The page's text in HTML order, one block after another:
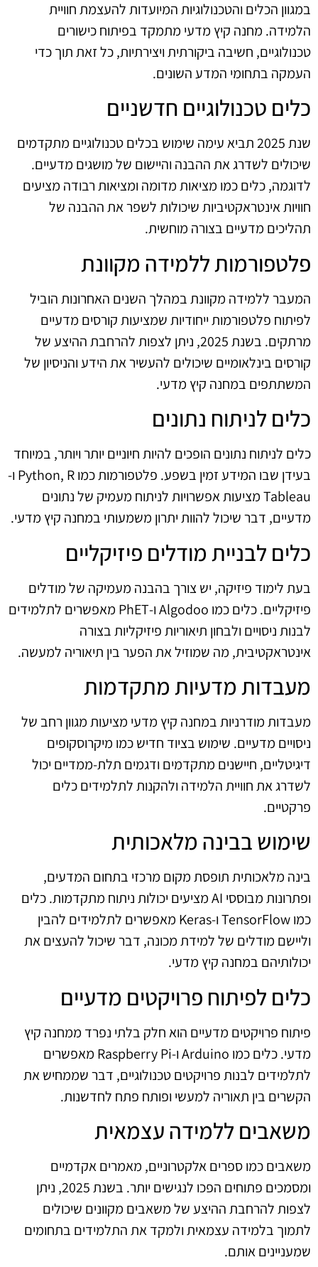
במגוון הכלים והטכנולוגיות המיועדות להעצמת חוויית
הלמידה. מחנה קיץ מדעי מתמקד בפיתוח כישורים
טכנולוגיים, חשיבה ביקורתית ויצירתיות, כל זאת תוך כדי
העמקה בתחומי המדע השונים.
כלים טכנולוגיים חדשניים
שנת 2025 תביא עימה שימוש בכלים טכנולוגיים מתקדמים
שיכולים לשדרג את ההבנה והיישום של מושגים מדעיים.
לדוגמה, כלים כמו מציאות מדומה ומציאות רבודה מציעים
חוויות אינטראקטיביות שיכולות לשפר את ההבנה של
תהליכים מדעיים בצורה מוחשית.
פלטפורמות ללמידה מקוונת
המעבר ללמידה מקוונת במהלך השנים האחרונות הוביל
לפיתוח פלטפורמות ייחודיות שמציעות קורסים מדעיים
מרתקים. בשנת 2025, ניתן לצפות להרחבת ההיצע של
קורסים בינלאומיים שיכולים להעשיר את הידע והניסיון של
המשתתפים במחנה קיץ מדעי.
כלים לניתוח נתונים
כלים לניתוח נתונים הופכים להיות חיוניים יותר ויותר, במיוחד
בעידן שבו המידע זמין בשפע. פלטפורמות כמו Python, R ו-
Tableau מציעות אפשרויות לניתוח מעמיק של נתונים
מדעיים, דבר שיכול להוות יתרון משמעותי במחנה קיץ מדעי.
כלים לבניית מודלים פיזיקליים
בעת לימוד פיזיקה, יש צורך בהבנה מעמיקה של מודלים
פיזיקליים. כלים כמו Algodoo ו-PhET מאפשרים לתלמידים
לבנות ניסויים ולבחון תיאוריות פיזיקליות בצורה
אינטראקטיבית, מה שמוזיל את הפער בין תיאוריה למעשה.
מעבדות מדעיות מתקדמות
מעבדות מודרניות במחנה קיץ מדעי מציעות מגוון רחב של
ניסויים מדעיים. שימוש בציוד חדיש כמו מיקרוסקופים
דיגיטליים, חיישנים מתקדמים ודגמים תלת-ממדיים יכול
לשדרג את חוויית הלמידה ולהקנות לתלמידים כלים
פרקטיים.
שימוש בבינה מלאכותית
בינה מלאכותית תופסת מקום מרכזי בתחום המדעים,
ופתרונות מבוססי AI מציעים יכולות ניתוח מתקדמות. כלים
כמו TensorFlow ו-Keras מאפשרים לתלמידים להבין
וליישם מודלים של למידת מכונה, דבר שיכול להעצים את
יכולותיהם במחנה קיץ מדעי.
כלים לפיתוח פרויקטים מדעיים
פיתוח פרויקטים מדעיים הוא חלק בלתי נפרד ממחנה קיץ
מדעי. כלים כמו Arduino ו-Raspberry Pi מאפשרים
לתלמידים לבנות פרויקטים טכנולוגיים, דבר שממחיש את
הקשרים בין תאוריה למעשי ופותח פתח לחדשנות.
משאבים ללמידה עצמאית
משאבים כמו ספרים אלקטרוניים, מאמרים אקדמיים
ומסמכים פתוחים הפכו לנגישים יותר. בשנת 2025, ניתן
לצפות להרחבת ההיצע של משאבים מקוונים שיכולים
לתמוך בלמידה עצמאית ולמקד את התלמידים בתחומים
שמעניינים אותם.